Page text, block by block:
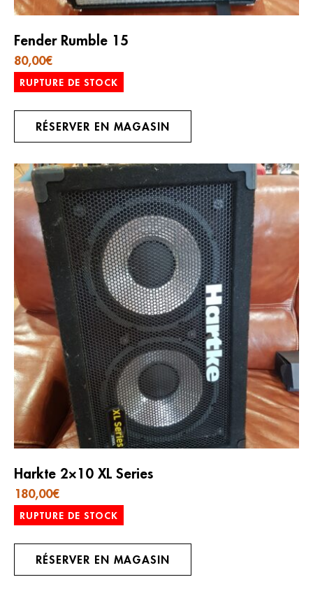
Fender Rumble 15
80,00€
RUPTURE DE STOCK
RÉSERVER EN MAGASIN
Harkte 2×10 XL Series
180,00€
RUPTURE DE STOCK
RÉSERVER EN MAGASIN